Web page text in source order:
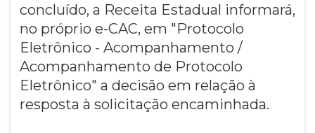
concluído, a Receita Estadual informará,
no próprio e-CAC, em "Protocolo
Eletrônico - Acompanhamento /
Acompanhamento de Protocolo
Eletrônico" a decisão em relação à
resposta à solicitação encaminhada.